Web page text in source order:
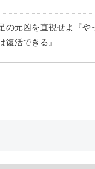
の元凶を直視せよ『や
復活できる』